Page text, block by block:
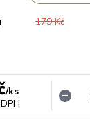
179 Kč
/ks